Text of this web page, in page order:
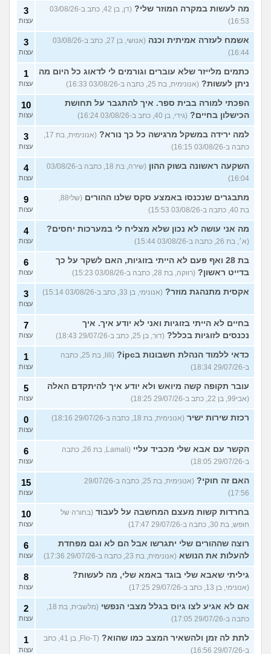
מה לעשות במקרה המוזר שלי?
(דן, בן 42, כתב ב-03/08/26
16:53)
3
עצות
אשמח לעזרה אמיתית וכנה
(אנושי, בן 27, כתב ב-03/08/26
16:44)
3
עצות
כתמים מלייזר שלא עוברים וגורמים לי לדאוג כל היום מה
ניתן לעשות? (אנונימית, בת 25, כתבה ב-03/08/26 16:33)
1
עצות
הפכתי למורה בבית ספר. איך להתגבר על תחושת
הכישלון בחיים? (גידי, בן 40, כתב ב-03/08/26 16:24)
10
עצות
למה ירידה במשקל מרגישה כל כך נורא?
(אנונימית, בת 17,
כתבה ב-03/08/26 16:15)
3
עצות
השקעה ראשונה בשוק ההון
(שירה, בת 18, כתבה ב-03/08/26
16:04)
4
עצות
מתבגרים שנכנסו באמצע סקס שלנו ההורים
(שלי88,
בת 40, כתבה ב-03/08/26 15:53)
9
עצות
מה אני עושה לא נכון שלא מצליח לי במערכות יחסים?
(א׳, בת 26, כתבה ב-03/08/26 15:44)
4
עצות
בת 28 ואף פעם לא הייתי בזוגיות, האם לשקר על כך
בדייט ראשון? (רווקה, בת 28, כתבה ב-03/08/26 15:23)
6
עצות
אקסית מתנהגת מוזר? (אנונימי, בן 33, כתב ב-03/08/26 15:14) 3
עצות
בחיים לא הייתי בזוגיות ואני לא יודע איך. איך
נכנסים לזוגיות בכלל? (דור, בן 25, כתב ב-29/07/26 18:43)
7
עצות
כדאי ללמוד הנהלת חשבונות בipc?
(lili, בת 25, כתבה
ב-29/07/26 18:34)
1
עצות
עובר תקופה קשה מיואש ולא יודע איך להיתקדם האלה
(אבי99, בן 22, כתב ב-29/07/26 18:25)
5
עצות
רכזת שירות ישיר (אנונימית, בת 18, כתבה ב-29/07/26 18:16) 0
עצות
הקשר עם אבא שלי מכביד עליי
(Lamali, בת 26, כתבה
ב-29/07/26 18:05)
6
עצות
האם זה חוקי?
(אנונימית, בת 25, כתבה ב-29/07/26
17:56)
15
עצות
בחרדות קשות מעצם המחשבה על לעבוד (בחורה של
חופש, בת 30, כתבה ב-29/07/26 17:47)
10
עצות
רוצה שההורים שלי יתגרשו אבל הם לא וגם מפחדת
להעלות את הנושא (אנונימית, בת 23, כתבה ב-29/07/26 17:36)
6
עצות
גיליתי שאבא שלי בוגד באמא שלי, מה לעשות?
(אנונימי, בן 13, כתב ב-29/07/26 17:25)
8
עצות
אם לא אגיע לצו גיוס בגלל מצבי הנפשי
(מלשבית, בת 18,
כתבה ב-29/07/26 17:05)
2
עצות
לתת לה זמן ולהשאיר המצב כמו שהוא?
(Flo-T, בן 41, כתב
ב-29/07/26 16:56)
1
עצות